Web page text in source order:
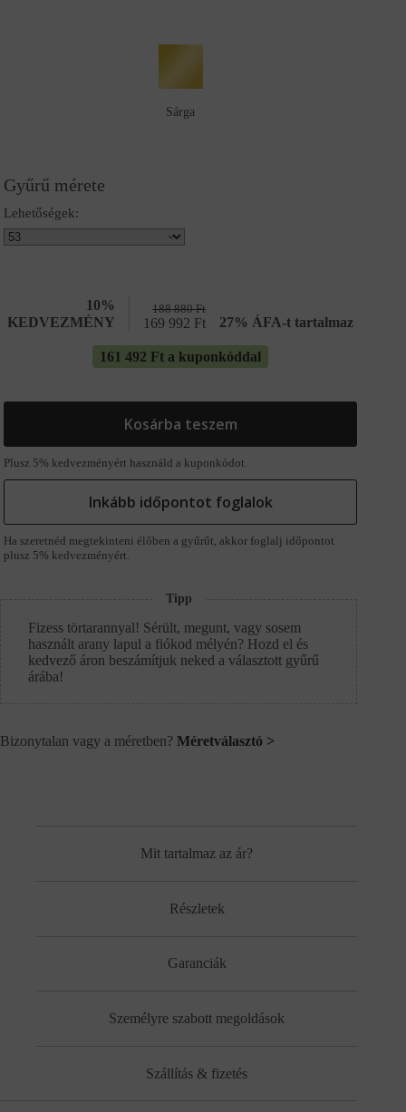
Sárga
Gyűrű mérete
Lehetőségek:
10%
KEDVEZMÉNY
188 880Ft
169 992 Ft 27% ÁFA-t tartalmaz
161 492 Ft a kuponkóddal
Kosárba teszem
Plusz 5% kedvezményért használd a kuponkódot.
Inkább időpontot foglalok
Ha szeretnéd megtekinteni élőben a gyűrűt, akkor foglalj időpontot
plusz 5% kedvezményért.
Tipp
Fizess törtarannyal! Sérült, megunt, vagy sosem
használt arany lapul a fiókod mélyén? Hozd el és
kedvező áron beszámítjuk neked a választott gyűrű
árába!
Bizonytalan vagy a méretben? Méretválasztó >
Mit tartalmaz az ár?
Részletek
Garanciák
Személyre szabott megoldások
Szállítás & fizetés